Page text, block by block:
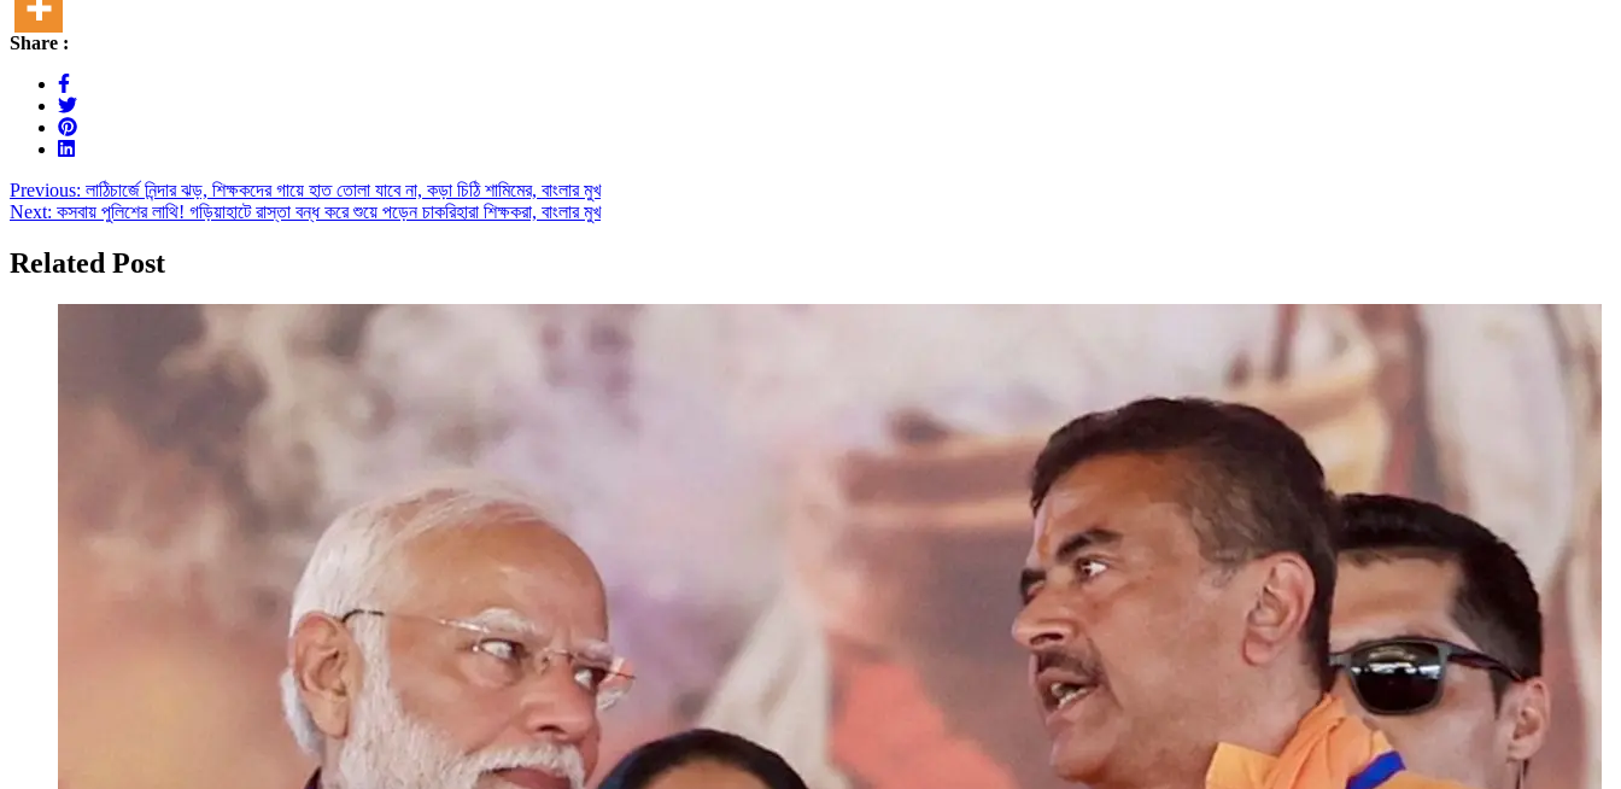
Share :
Post
navigation
Previous: লাঠিচার্জে নিন্দার ঝড়, শিক্ষকদের গায়ে হাত তোলা যাবে না, কড়া চিঠি শামিমের, বাংলার মুখ
Next: কসবায় পুলিশের লাথি! গড়িয়াহাটে রাস্তা বন্ধ করে শুয়ে পড়েন চাকরিহারা শিক্ষকরা, বাংলার মুখ
Related Post